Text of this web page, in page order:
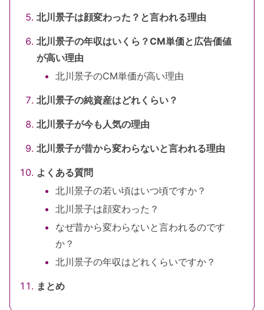
北川景子は顔変わった？と言われる理由
北川景子の年収はいくら？CM単価と広告価値
が高い理由
北川景子のCM単価が高い理由
北川景子の純資産はどれくらい？
北川景子が今も人気の理由
北川景子が昔から変わらないと言われる理由
よくある質問
北川景子の若い頃はいつ頃ですか？
北川景子は顔変わった？
なぜ昔から変わらないと言われるのです
か？
北川景子の年収はどれくらいですか？
まとめ